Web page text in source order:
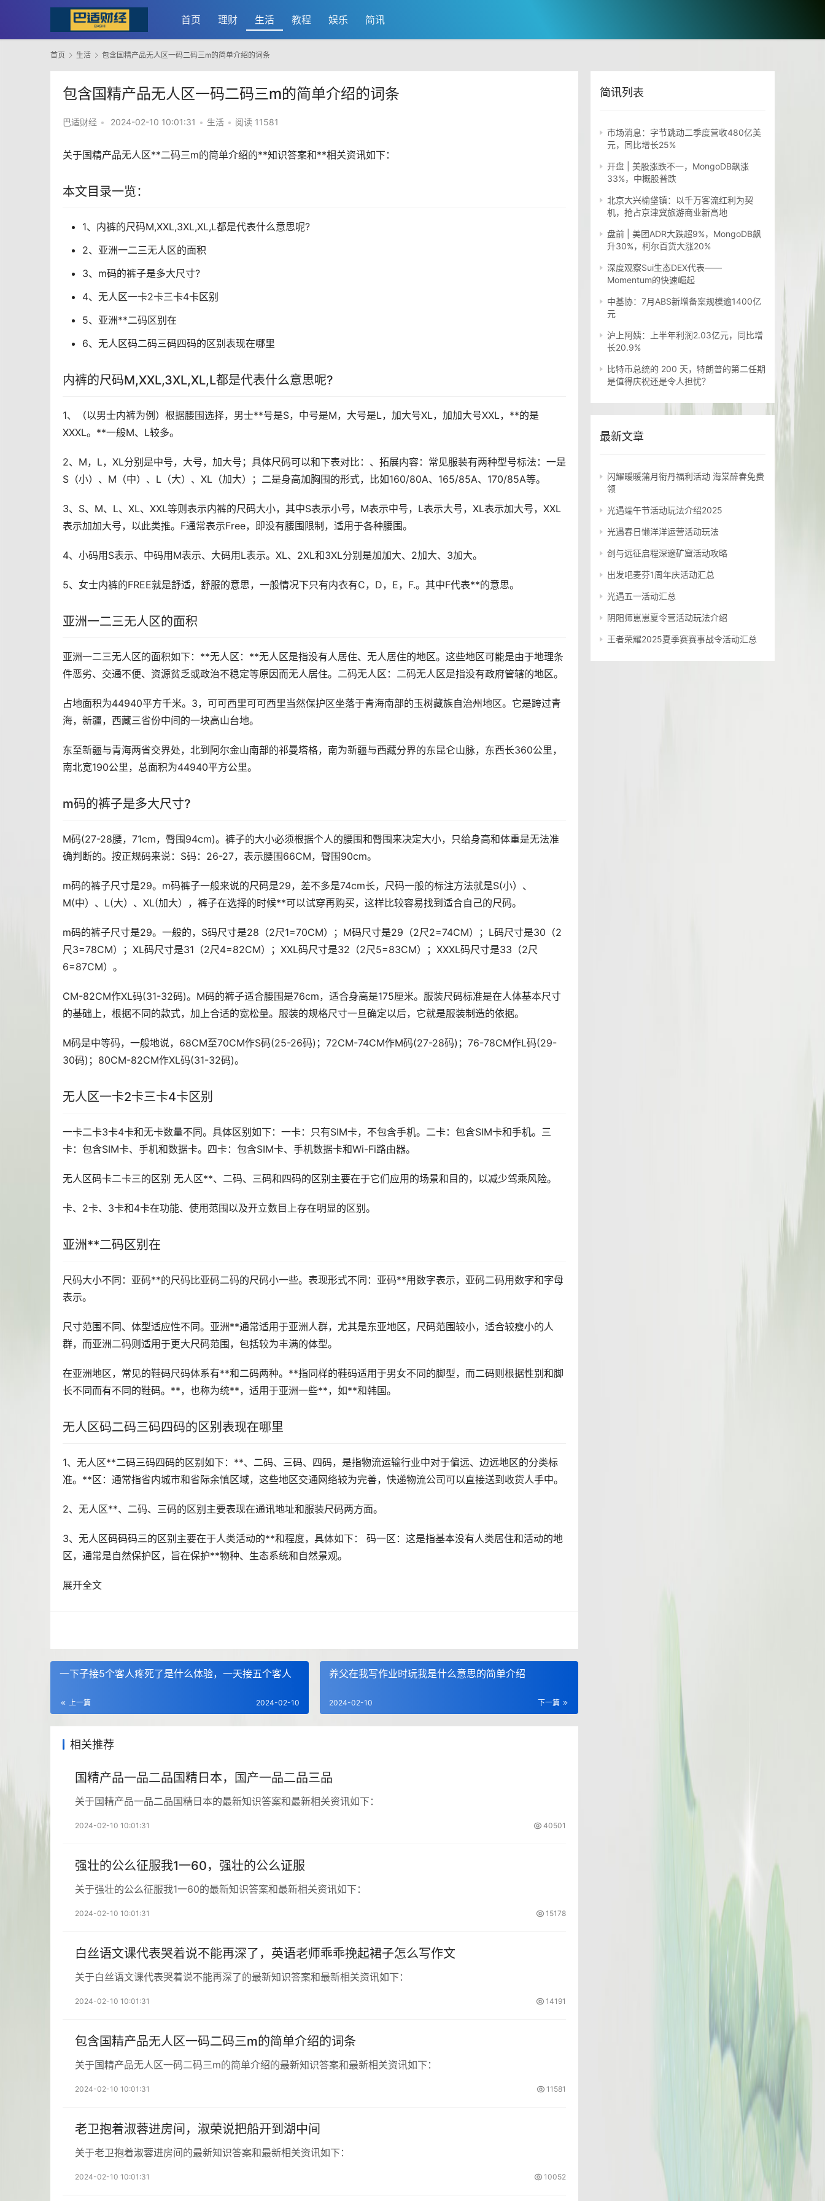
首页 理财 生活 教程 娱乐 简讯
首页 生活 包含国精产品无人区一码二码三m的简单介绍的词条
包含国精产品无人区一码二码三m的简单介绍的词条
巴适财经 • 2024-02-10 10:01:31 • 生活 • 阅读 11581
关于国精产品无人区**二码三m的简单介绍的**知识答案和**相关资讯如下：
本文目录一览：
1、内裤的尺码M,XXL,3XL,XL,L都是代表什么意思呢?
2、亚洲一二三无人区的面积
3、m码的裤子是多大尺寸?
4、无人区一卡2卡三卡4卡区别
5、亚洲**二码区别在
6、无人区码二码三码四码的区别表现在哪里
内裤的尺码M,XXL,3XL,XL,L都是代表什么意思呢?
1、（以男士内裤为例）根据腰围选择，男士**号是S，中号是M，大号是L，加大号XL，加加大号XXL，**的是
XXXL。**一般M、L较多。
2、M，L，XL分别是中号，大号，加大号；具体尺码可以和下表对比：、拓展内容：常见服装有两种型号标法：一是
S（小）、M（中）、L（大）、XL（加大）；二是身高加胸围的形式，比如160/80A、165/85A、170/85A等。
3、S、M、L、XL、XXL等则表示内裤的尺码大小，其中S表示小号，M表示中号，L表示大号，XL表示加大号，XXL
表示加加大号，以此类推。F通常表示Free，即没有腰围限制，适用于各种腰围。
4、小码用S表示、中码用M表示、大码用L表示。XL、2XL和3XL分别是加加大、2加大、3加大。
5、女士内裤的FREE就是舒适，舒服的意思，一般情况下只有内衣有C，D，E，F.。其中F代表**的意思。
亚洲一二三无人区的面积
亚洲一二三无人区的面积如下：**无人区：**无人区是指没有人居住、无人居住的地区。这些地区可能是由于地理条
件恶劣、交通不便、资源贫乏或政治不稳定等原因而无人居住。二码无人区：二码无人区是指没有政府管辖的地区。
占地面积为44940平方千米。3，可可西里可可西里当然保护区坐落于青海南部的玉树藏族自治州地区。它是跨过青
海，新疆，西藏三省份中间的一块高山台地。
东至新疆与青海两省交界处，北到阿尔金山南部的祁曼塔格，南为新疆与西藏分界的东昆仑山脉，东西长360公里，
南北宽190公里，总面积为44940平方公里。
m码的裤子是多大尺寸?
M码(27-28腰，71cm，臀围94cm)。裤子的大小必须根据个人的腰围和臀围来决定大小，只给身高和体重是无法准
确判断的。按正规码来说：S码：26-27，表示腰围66CM，臀围90cm。
m码的裤子尺寸是29。m码裤子一般来说的尺码是29，差不多是74cm长，尺码一般的标注方法就是S(小）、
M(中）、L(大）、XL(加大），裤子在选择的时候**可以试穿再购买，这样比较容易找到适合自己的尺码。
m码的裤子尺寸是29。一般的，S码尺寸是28（2尺1=70CM）；M码尺寸是29（2尺2=74CM）；L码尺寸是30（2
尺3=78CM）；XL码尺寸是31（2尺4=82CM）；XXL码尺寸是32（2尺5=83CM）；XXXL码尺寸是33（2尺
6=87CM）。
CM-82CM作XL码(31-32码)。M码的裤子适合腰围是76cm，适合身高是175厘米。服装尺码标准是在人体基本尺寸
的基础上，根据不同的款式，加上合适的宽松量。服装的规格尺寸一旦确定以后，它就是服装制造的依据。
M码是中等码，一般地说，68CM至70CM作S码(25-26码)；72CM-74CM作M码(27-28码)；76-78CM作L码(29-
30码)；80CM-82CM作XL码(31-32码)。
无人区一卡2卡三卡4卡区别
一卡二卡3卡4卡和无卡数量不同。具体区别如下：一卡：只有SIM卡，不包含手机。二卡：包含SIM卡和手机。三
卡：包含SIM卡、手机和数据卡。四卡：包含SIM卡、手机数据卡和Wi-Fi路由器。
无人区码卡二卡三的区别 无人区**、二码、三码和四码的区别主要在于它们应用的场景和目的，以减少驾乘风险。
卡、2卡、3卡和4卡在功能、使用范围以及开立数目上存在明显的区别。
亚洲**二码区别在
尺码大小不同：亚码**的尺码比亚码二码的尺码小一些。表现形式不同：亚码**用数字表示，亚码二码用数字和字母
表示。
尺寸范围不同、体型适应性不同。亚洲**通常适用于亚洲人群，尤其是东亚地区，尺码范围较小，适合较瘦小的人
群，而亚洲二码则适用于更大尺码范围，包括较为丰满的体型。
在亚洲地区，常见的鞋码尺码体系有**和二码两种。**指同样的鞋码适用于男女不同的脚型，而二码则根据性别和脚
长不同而有不同的鞋码。**，也称为统**，适用于亚洲一些**，如**和韩国。
无人区码二码三码四码的区别表现在哪里
1、无人区**二码三码四码的区别如下：**、二码、三码、四码，是指物流运输行业中对于偏远、边远地区的分类标
准。**区：通常指省内城市和省际余慎区域，这些地区交通网络较为完善，快递物流公司可以直接送到收货人手中。
2、无人区**、二码、三码的区别主要表现在通讯地址和服装尺码两方面。
3、无人区码码码三的区别主要在于人类活动的**和程度，具体如下： 码一区：这是指基本没有人类居住和活动的地
区，通常是自然保护区，旨在保护**物种、生态系统和自然景观。
展开全文
一下子接5个客人疼死了是什么体验，一天接五个客人
上一篇 2024-02-10
养父在我写作业时玩我是什么意思的简单介绍
下一篇
2024-02-10
相关推荐
国精产品一品二品国精日本，国产一品二品三品
关于国精产品一品二品国精日本的最新知识答案和最新相关资讯如下：
2024-02-10 10:01:31 40501
强壮的公么征服我1一60，强壮的公么证服
关于强壮的公么征服我1一60的最新知识答案和最新相关资讯如下：
2024-02-10 10:01:31 15178
白丝语文课代表哭着说不能再深了，英语老师乖乖挽起裙子怎么写作文
关于白丝语文课代表哭着说不能再深了的最新知识答案和最新相关资讯如下：
2024-02-10 10:01:31 14191
包含国精产品无人区一码二码三m的简单介绍的词条
关于国精产品无人区一码二码三m的简单介绍的最新知识答案和最新相关资讯如下：
2024-02-10 10:01:31 11581
老卫抱着淑蓉进房间，淑荣说把船开到湖中间
关于老卫抱着淑蓉进房间的最新知识答案和最新相关资讯如下：
2024-02-10 10:01:31 10052
简讯列表
市场消息：字节跳动二季度营收480亿美
元，同比增长25%
开盘 | 美股涨跌不一，MongoDB飙涨
33%，中概股普跌
北京大兴榆垡镇：以千万客流红利为契
机，抢占京津冀旅游商业新高地
盘前 | 美团ADR大跌超9%，MongoDB飙
升30%，柯尔百货大涨20%
深度观察Sui生态DEX代表——
Momentum的快速崛起
中基协：7月ABS新增备案规模逾1400亿
元
沪上阿姨：上半年利润2.03亿元，同比增
长20.9%
比特币总统的 200 天，特朗普的第二任期
是值得庆祝还是令人担忧？
最新文章
闪耀暖暖蒲月衔丹福利活动 海棠醉春免费
领
光遇端午节活动玩法介绍2025
光遇春日懒洋洋运营活动玩法
剑与远征启程深邃矿窟活动攻略
出发吧麦芬1周年庆活动汇总
光遇五一活动汇总
阴阳师崽崽夏令营活动玩法介绍
王者荣耀2025夏季赛赛事战令活动汇总